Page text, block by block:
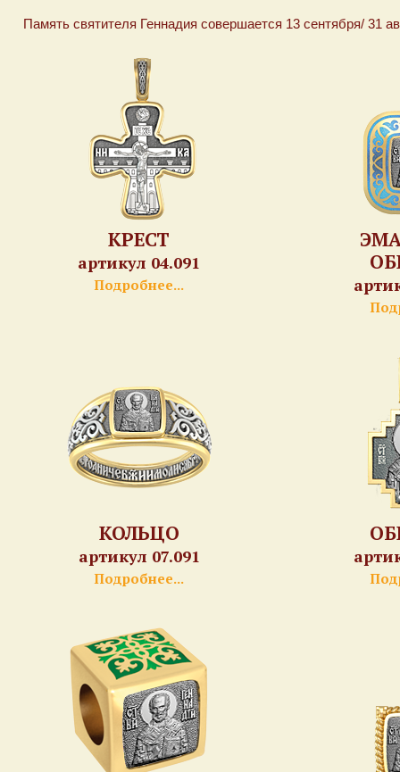
Память святителя Геннадия совершается 13 сентября/ 31
КРЕСТ
артикул 04.091
Подробнее...
КОЛЬЦО
артикул 07.091
Подробнее...